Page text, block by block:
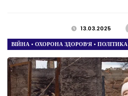
13.03.2025
ВІЙНА • ОХОРОНА ЗДОРОВ’Я • ПОЛІТИКА